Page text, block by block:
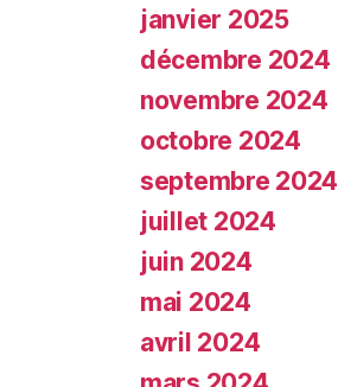
janvier 2025
décembre 2024
novembre 2024
octobre 2024
septembre 2024
juillet 2024
juin 2024
mai 2024
avril 2024